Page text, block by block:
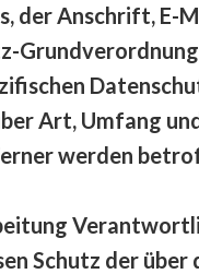
der Anschrift, E-
Art, Umfang
werden
Schutz der